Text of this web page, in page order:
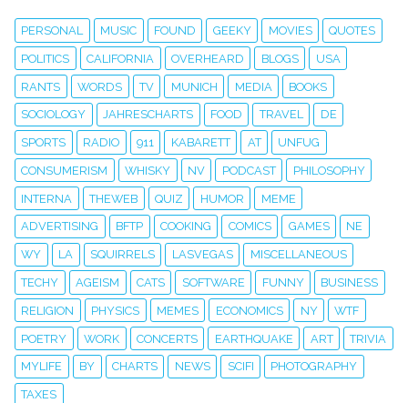
PERSONAL MUSIC FOUND GEEKY MOVIES QUOTES
POLITICS CALIFORNIA OVERHEARD BLOGS USA
RANTS WORDS TV MUNICH MEDIA BOOKS
SOCIOLOGY JAHRESCHARTS FOOD TRAVEL DE
SPORTS RADIO 911 KABARETT AT UNFUG
CONSUMERISM WHISKY NV PODCAST PHILOSOPHY
INTERNA THEWEB QUIZ HUMOR MEME
ADVERTISING BFTP COOKING COMICS GAMES NE
WY LA SQUIRRELS LASVEGAS MISCELLANEOUS
TECHY AGEISM CATS SOFTWARE FUNNY BUSINESS
RELIGION PHYSICS MEMES ECONOMICS NY WTF
POETRY WORK CONCERTS EARTHQUAKE ART TRIVIA
MYLIFE BY CHARTS NEWS SCIFI PHOTOGRAPHY
TAXES